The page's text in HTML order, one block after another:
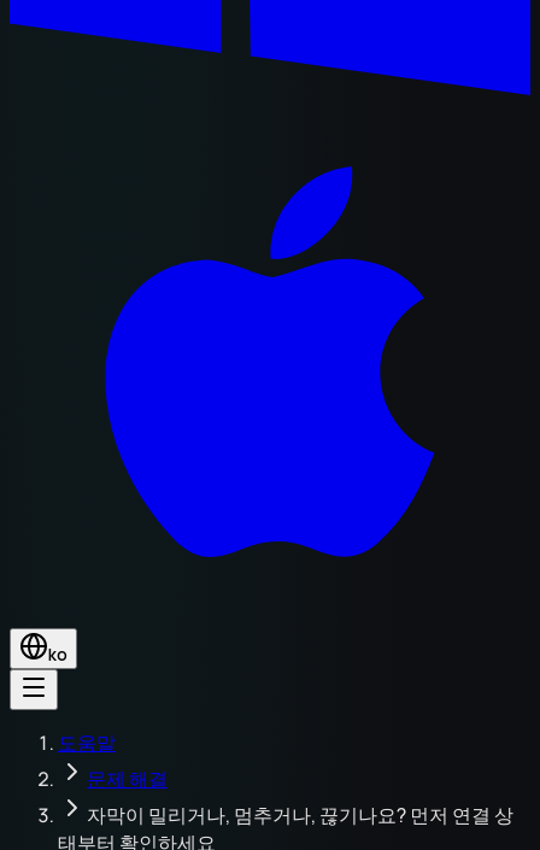
ko
도움말
문제 해결
자막이 밀리거나, 멈추거나, 끊기나요? 먼저 연결 상
태부터 확인하세요